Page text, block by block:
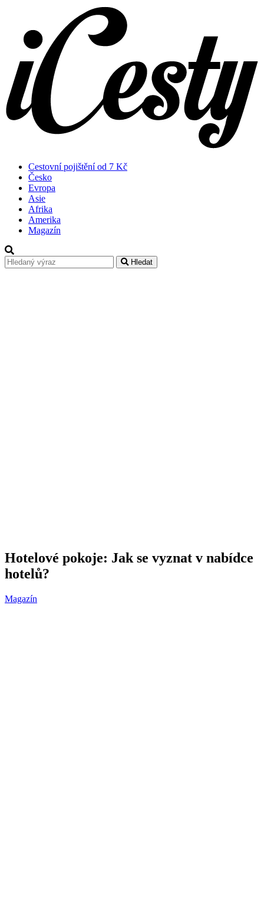
Cestovní pojištění od 7 Kč
Česko
Evropa
Asie
Afrika
Amerika
Magazín
Hledat
Hotelové pokoje: Jak se vyznat v nabídce
hotelů?
Magazín